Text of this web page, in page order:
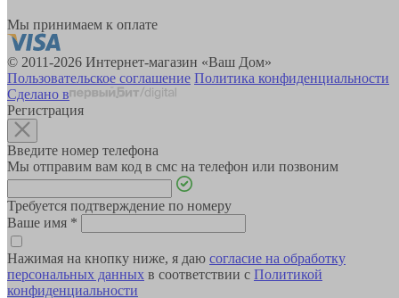
Мы принимаем к оплате
© 2011-2026 Интернет-магазин «Ваш Дом»
Пользовательское соглашение Политика конфиденциальности
Сделано в
Регистрация
Введите номер телефона
Мы отправим вам код в смс на телефон или позвоним
Требуется подтверждение по номеру
Ваше имя *
Нажимая на кнопку ниже, я даю согласие на обработку
персональных данных в соответствии с Политикой
конфиденциальности